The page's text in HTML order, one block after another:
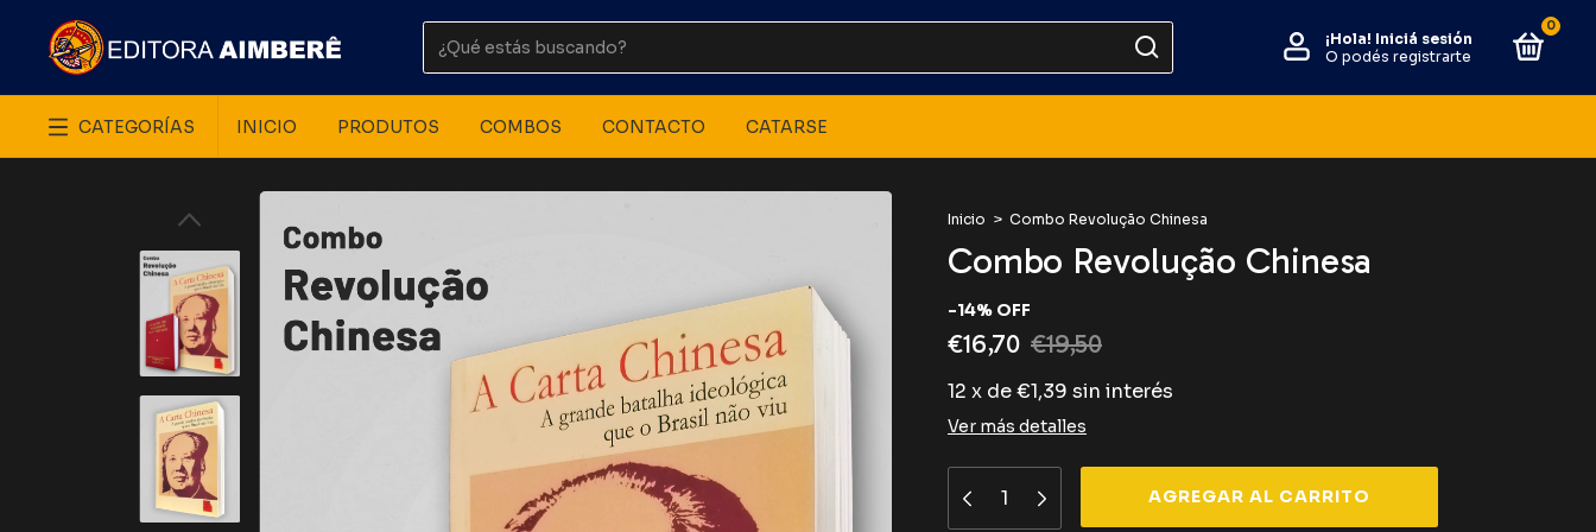
¡Hola! Iniciá sesión
O podés registrarte
0
CATEGORÍAS INICIO PRODUTOS COMBOS CONTACTO CATARSE
Inicio > Combo Revolução Chinesa
Combo Revolução Chinesa
-14% OFF
€16,70 €19,50
12 x de€1,39 sin interés
Ver más detalles